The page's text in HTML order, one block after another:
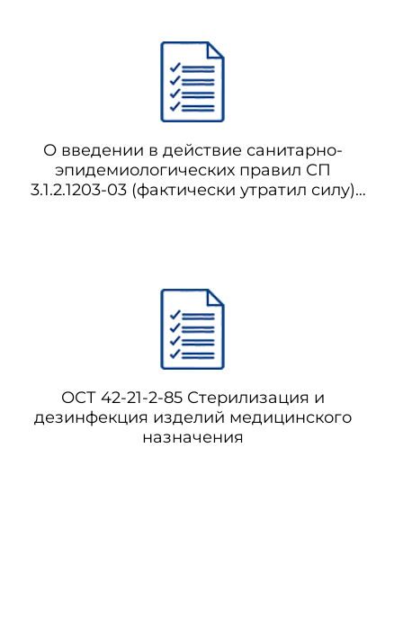
О введении в действие санитарно-
эпидемиологических правил СП
3.1.2.1203-03 (фактически утратил силу)
ОСТ 42-21-2-85 Стерилизация и
дезинфекция изделий медицинского
назначения